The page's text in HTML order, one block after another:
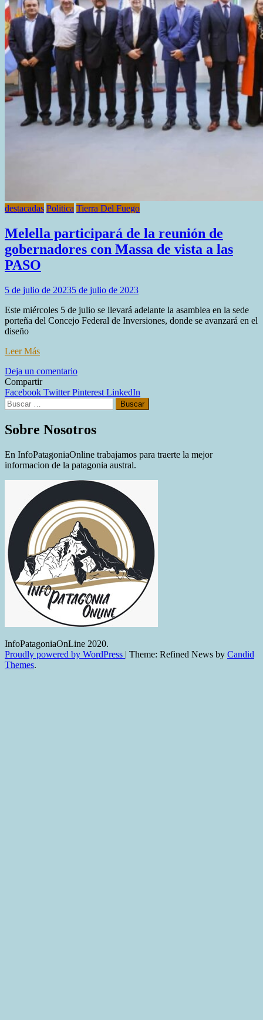
destacadas Politica Tierra Del Fuego
Melella participará de la reunión de
gobernadores con Massa de vista a las
PASO
5 de julio de 20235 de julio de 2023
Este miércoles 5 de julio se llevará adelante la asamblea en la sede
porteña del Concejo Federal de Inversiones, donde se avanzará en el
diseño
Leer Más
Deja un comentarioen
participará
la
de
con
Massa
a
las
PASO
Compartir
Facebook TwitterPinterest LinkedIn
Buscar:
Sobre Nosotros
En InfoPatagoniaOnline trabajamos para traerte la mejor
informacion de la patagonia austral.
InfoPatagoniaOnLine 2020.
Proudly powered by WordPress | Theme: Refined News by Candid
Themes.